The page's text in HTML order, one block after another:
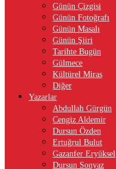
Günün Çizgisi
Günün Fotoğrafı
Günün Masalı
Günün Şiiri
Tarihte Bugün
Gülmece
Kültürel Miras
Diğer
Yazarlar
Abdullah Gürgün
Cengiz Aldemir
Dursun Özden
Ertuğrul Bulut
Gazanfer Eryüksel
Dursun Sonyaz